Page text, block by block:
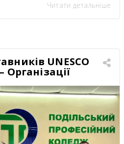
за цими підписами
Саме сьогодні ми дали
Читати детальніше
UNESCO
Організації
з питань
і культури